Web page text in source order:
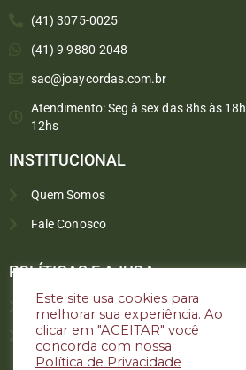
(41) 3075-0025
(41) 9 9880-2048
sac@joaycordas.com.br
Atendimento: Seg à sex das 8hs às
12hs
INSTITUCIONAL
Quem Somos
Fale Conosco
POLÍTICAS E AJUDA
Política de troca e devoluções
Política de privacidade
Este site usa cookies para
melhorar sua experiência. Ao
clicar em "ACEITAR" você
concorda com nossa
Política de Privacidade
Atendimento